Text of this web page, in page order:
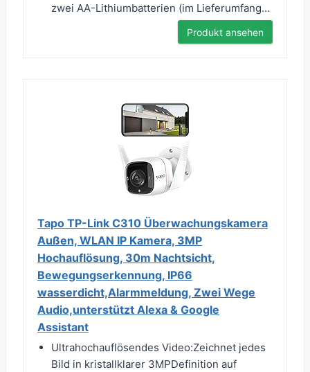
zwei AA-Lithiumbatterien (im Lieferumfang...
Produkt ansehen
Tapo TP-Link C310 Überwachungskamera
Außen, WLAN IP Kamera, 3MP
Hochauflösung, 30m Nachtsicht,
Bewegungserkennung, IP66
wasserdicht,Alarmmeldung, Zwei Wege
Audio,unterstützt Alexa & Google
Assistant
Ultrahochauflösendes Video:Zeichnet jedes
Bild in kristallklarer 3MPDefinition auf